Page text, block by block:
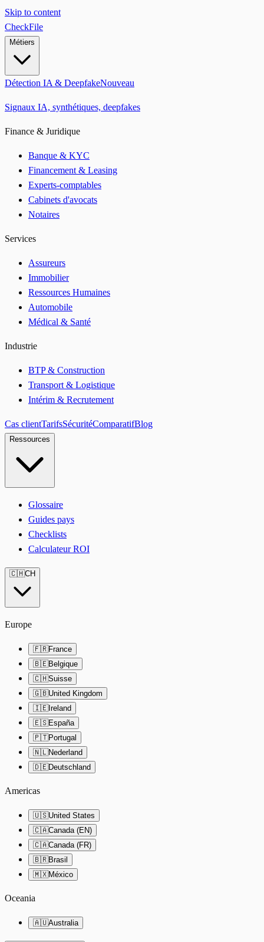
Skip to content
CheckFile
Métiers
Détection IA & DeepfakeNouveau
Signaux IA, synthétiques, deepfakes
Finance & Juridique
Banque & KYC
Financement & Leasing
Experts-comptables
Cabinets d'avocats
Notaires
Services
Assureurs
Immobilier
Ressources Humaines
Automobile
Médical & Santé
Industrie
BTP & Construction
Transport & Logistique
Intérim & Recrutement
Cas clientTarifsSécuritéComparatifBlog
Ressources
Glossaire
Guides pays
Checklists
Calculateur ROI
🇨🇭CH
Europe
🇫🇷France
🇧🇪Belgique
🇨🇭Suisse
🇬🇧United Kingdom
🇮🇪Ireland
🇪🇸España
🇵🇹Portugal
🇳🇱Nederland
🇩🇪Deutschland
Americas
🇺🇸United States
🇨🇦Canada (EN)
🇨🇦Canada (FR)
🇧🇷Brasil
🇲🇽México
Oceania
🇦🇺Australia